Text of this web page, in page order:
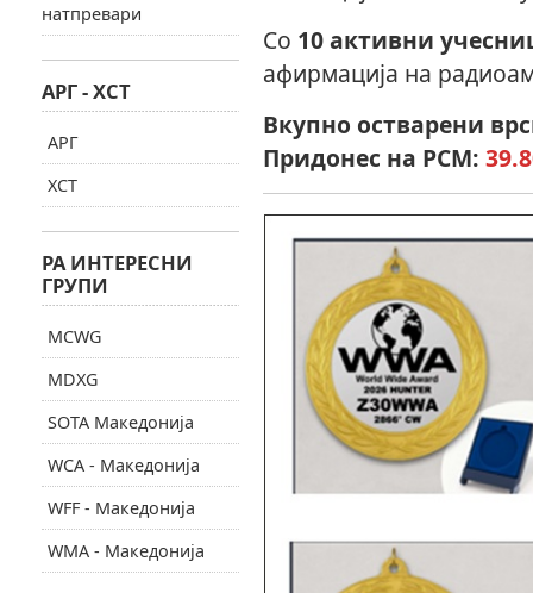
Со 10 активни
афирмација на
Вкупно остварени
Придонес на РСМ:
натпревари
АРГ - ХСТ
АРГ
ХСТ
РА ИНТЕРЕСНИ
ГРУПИ
MCWG
MDXG
SOTA Македонија
WCA - Македонија
WFF - Македонија
WMA - Македонија